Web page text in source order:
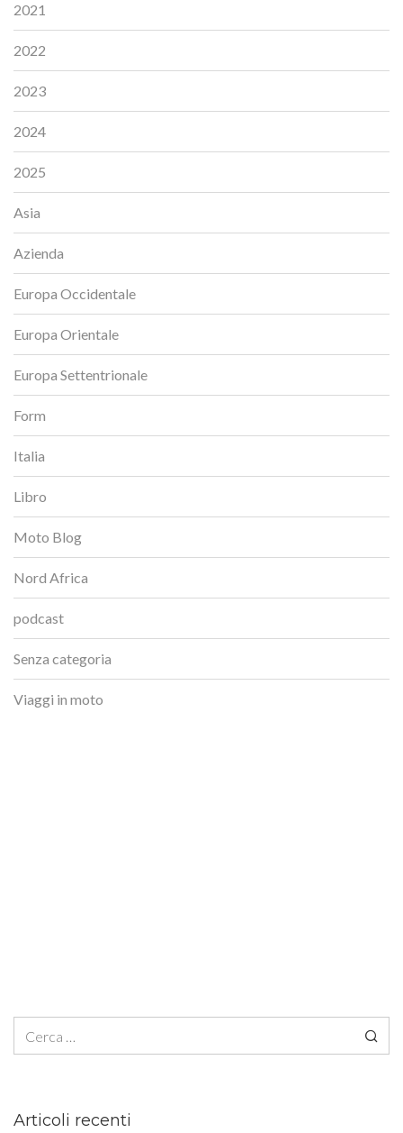
2021
2022
2023
2024
2025
Asia
Azienda
Europa Occidentale
Europa Orientale
Europa Settentrionale
Form
Italia
Libro
Moto Blog
Nord Africa
podcast
Senza categoria
Viaggi in moto
Articoli recenti